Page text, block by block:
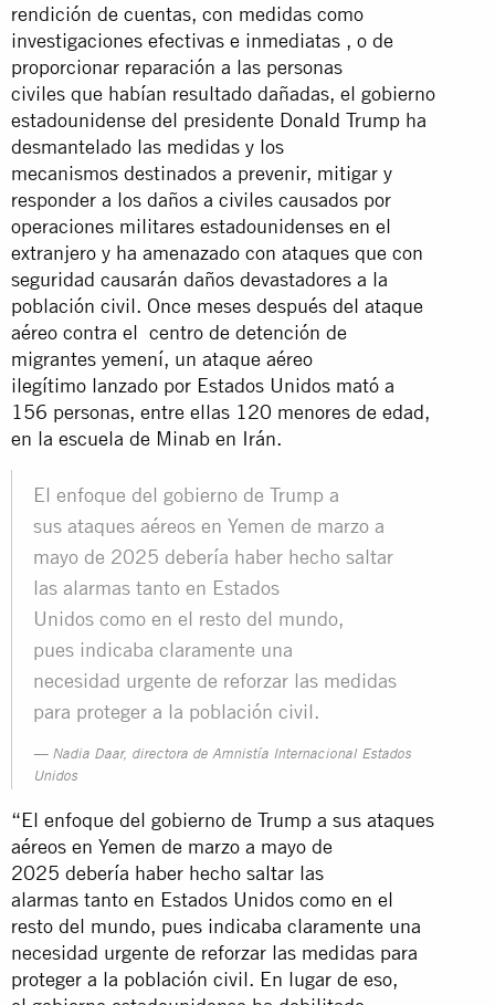
rendición de cuentas, con medidas como
investigaciones efectivas e inmediatas , o de
proporcionar reparación a las personas
civiles que habían resultado dañadas, el gobierno
estadounidense del presidente Donald Trump ha
desmantelado las medidas y los
mecanismos destinados a prevenir, mitigar y
responder a los daños a civiles causados por
operaciones militares estadounidenses en el
extranjero y ha amenazado con ataques que con
seguridad causarán daños devastadores a la
población civil. Once meses después del ataque
aéreo contra el centro de detención de
migrantes yemení, un ataque aéreo
ilegítimo lanzado por Estados Unidos mató a
156 personas, entre ellas 120 menores de edad,
en la escuela de Minab en Irán.
El enfoque del gobierno de Trump a
sus ataques aéreos en Yemen de marzo a
mayo de 2025 debería haber hecho saltar
las alarmas tanto en Estados
Unidos como en el resto del mundo,
pues indicaba claramente una
necesidad urgente de reforzar las medidas
para proteger a la población civil.
Nadia Daar, directora de Amnistía Internacional Estados
Unidos
“El enfoque del gobierno de Trump a sus ataques
aéreos en Yemen de marzo a mayo de
2025 debería haber hecho saltar las
alarmas tanto en Estados Unidos como en el
resto del mundo, pues indicaba claramente una
necesidad urgente de reforzar las medidas para
proteger a la población civil. En lugar de eso,